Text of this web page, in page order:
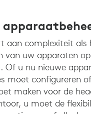
aan complexiteit als
van uw apparaten
Of u nu nieuwe
moet configureren
maken voor de
u moet de